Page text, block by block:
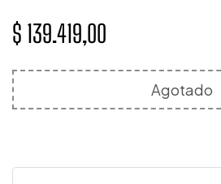
$ 139.419,00
Agotado